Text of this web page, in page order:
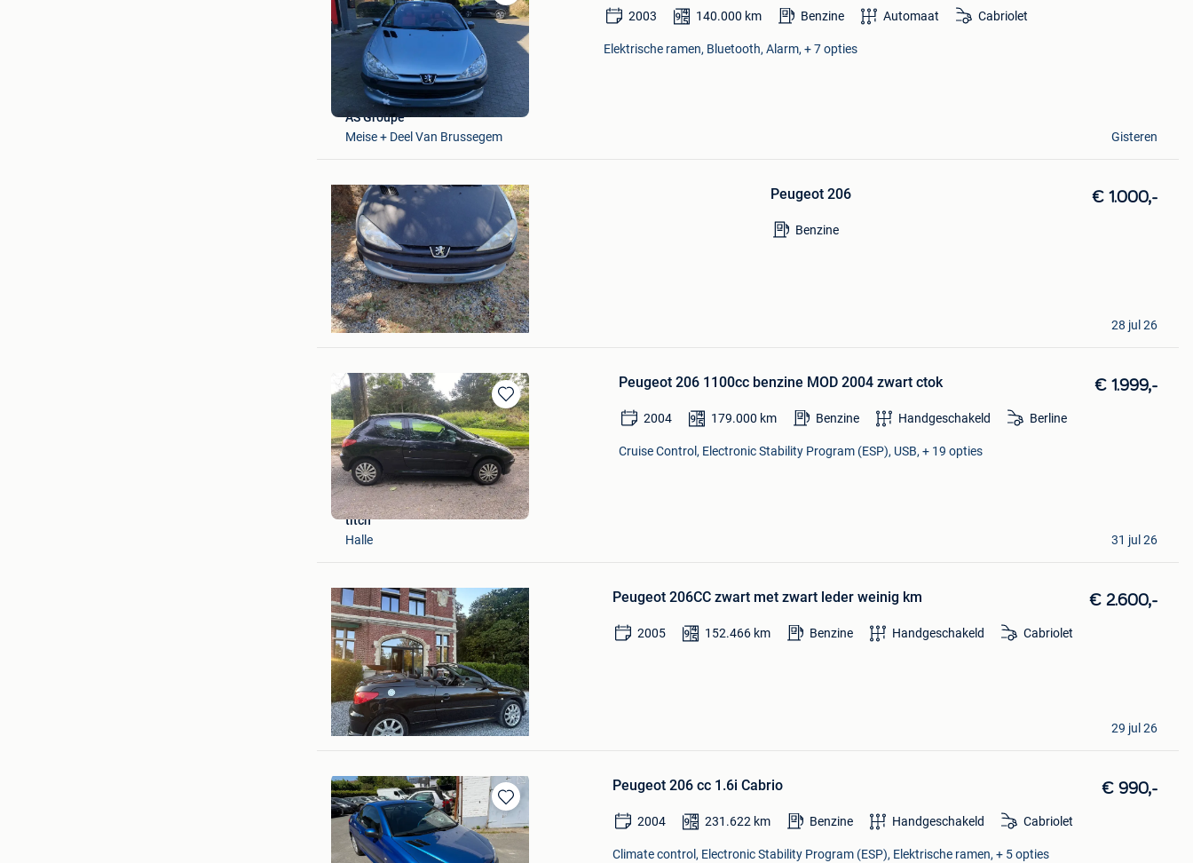
Bewaren
in
Favorieten
2003 140.000 km Benzine Automaat Cabriolet
Elektrische ramen, Bluetooth, Alarm, + 7 opties
AS Groupe
Meise + Deel Van Brussegem
Gisteren
Mijn
Favorieten
Peugeot 206 € 1.000,-
Benzine
Gigi1964
Tohogne
28 jul 26
Bewaren
in
Mijn
Favorieten
Peugeot 206 1100cc benzine MOD 2004 zwart ctok € 1.999,-
2004 179.000 km Benzine Handgeschakeld Berline
Cruise Control, Electronic Stability Program (ESP), USB, + 19 opties
titch
Halle
31 jul 26
Mijn
Favorieten
Peugeot 206CC zwart met zwart leder weinig km € 2.600,-
2005 152.466 km Benzine Handgeschakeld Cabriolet
Bruno
Kapellen
29 jul 26
Bewaren
in
Mijn
Peugeot 206 cc 1.6i Cabrio € 990,-
2004 231.622 km Benzine Handgeschakeld Cabriolet
Climate control, Electronic Stability Program (ESP), Elektrische ramen, + 5 opties